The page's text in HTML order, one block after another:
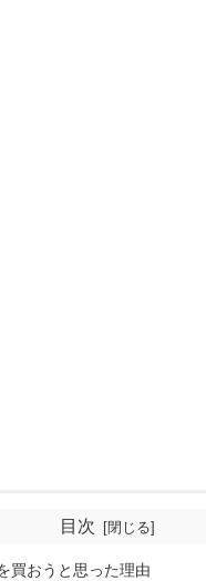
目次
買おうと思った理由